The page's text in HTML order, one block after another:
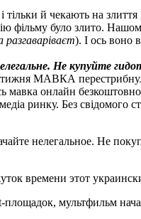
й чекають на
фільму було злито.
). І ось воно
Не купуйте
тижня МАВКА
мавка онлайн
ринку. Без свідомого
нелегальное. Не
времени этот
мультфильм